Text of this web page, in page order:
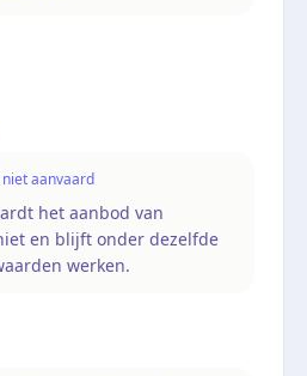
aanvaard
het aanbod van
en blijft onder dezelfde
werken.